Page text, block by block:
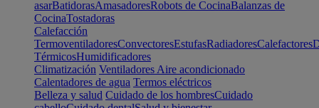
asarBatidorasAmasadoresRobots de CocinaBalanzas de
CocinaTostadoras
Calefacción
TermoventiladoresConvectoresEstufasRadiadoresCalefactores
TérmicosHumidificadores
Climatización Ventiladores Aire acondicionado
Calentadores de agua Termos eléctricos
Belleza y salud Cuidado de los hombresCuidado